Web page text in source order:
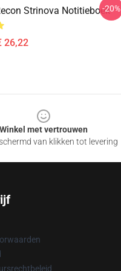
Strinova Notitieboek
26,22
-20%
Winkel met vertrouwen
van klikken tot levering